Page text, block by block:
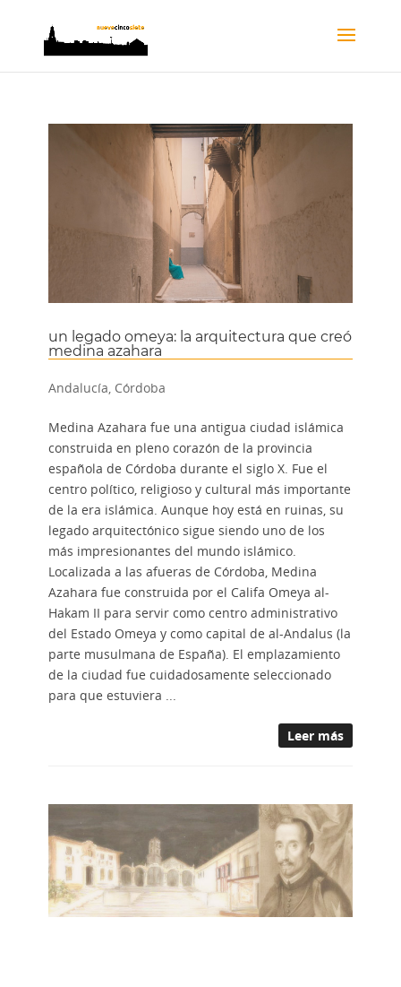
un legado omeya: la arquitectura que creó
medina azahara
Andalucía, Córdoba
Medina Azahara fue una antigua ciudad islámica
construida en pleno corazón de la provincia
española de Córdoba durante el siglo X. Fue el
centro político, religioso y cultural más importante
de la era islámica. Aunque hoy está en ruinas, su
legado arquitectónico sigue siendo uno de los
más impresionantes del mundo islámico.
Localizada a las afueras de Córdoba, Medina
Azahara fue construida por el Califa Omeya al-
Hakam II para servir como centro administrativo
del Estado Omeya y como capital de al-Andalus (la
parte musulmana de España). El emplazamiento
de la ciudad fue cuidadosamente seleccionado
para que estuviera ...
Leer más